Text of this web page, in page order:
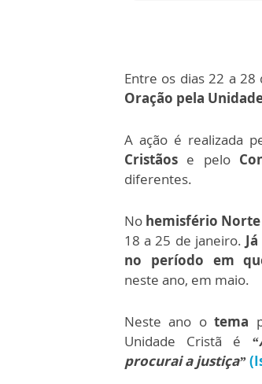
Entre os dias 22 a 28
Oração pela
A ação é realizada
Cristãos e pelo
diferentes.
No hemisfério Norte
18 a 25 de janeiro.
no período em
neste ano, em maio.
Neste ano otema
Unidade Cristã é
procurai a justiça”